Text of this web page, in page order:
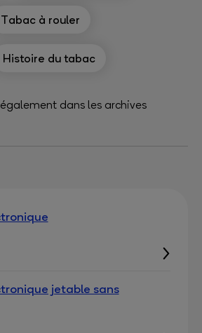
Tabac à rouler
Histoire du tabac
dans les archives
jetable sans